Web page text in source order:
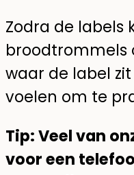
Zodra de labels
broodtrommels
waar de label
voelen om te
Tip: Veel van
voor een